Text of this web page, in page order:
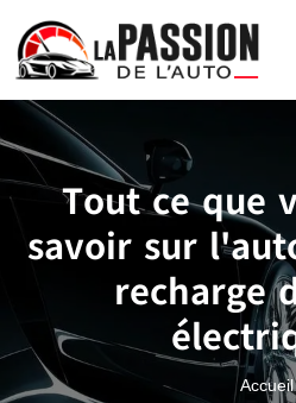
Tout ce que
savoir sur
recharge
Accueil